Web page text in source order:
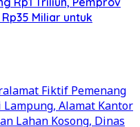
Miliar untuk